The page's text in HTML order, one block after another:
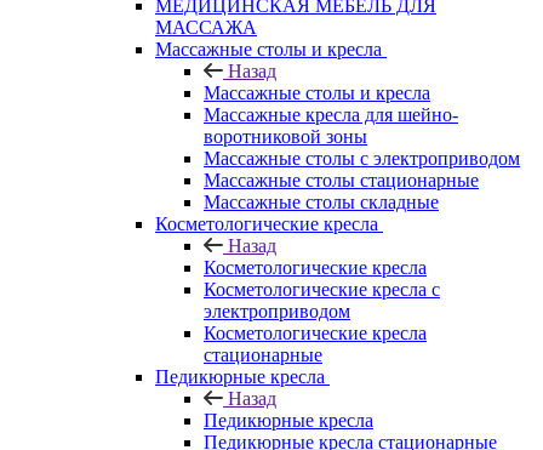
МЕДИЦИНСКАЯ МЕБЕЛЬ ДЛЯ
МАССАЖА
Массажные столы и кресла
Назад
Массажные столы и кресла
Массажные кресла для шейно-
воротниковой зоны
Массажные столы с электроприводом
Массажные столы стационарные
Массажные столы складные
Косметологические кресла
Назад
Косметологические кресла
Косметологические кресла с
электроприводом
Косметологические кресла
стационарные
Педикюрные кресла
Назад
Педикюрные кресла
Педикюрные кресла стационарные